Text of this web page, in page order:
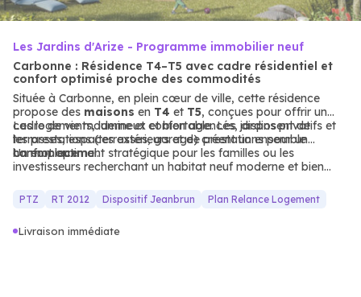
Les Jardins d'Arize - Programme immobilier neuf
Carbonne : Résidence T4–T5 avec cadre résidentiel et
confort optimisé proche des commodités
Située à Carbonne, en plein cœur de ville, cette résidence
propose des maisons en T4 et T5, conçues pour offrir un
cadre de vie moderne et confortable. Les jardins privatifs et
les prestations (terrasses, garage) créent un ensemble
harmonieux.
Les logements, lumineux et bien agencés, disposent de
terrasses, espaces extérieurs et de prestations pour un
confort optimal.
Un emplacement stratégique pour les familles ou les
investisseurs recherchant un habitat neuf moderne et bien
PTZ RT 2012 Dispositif Jeanbrun Plan Relance Logement
Livraison immédiate